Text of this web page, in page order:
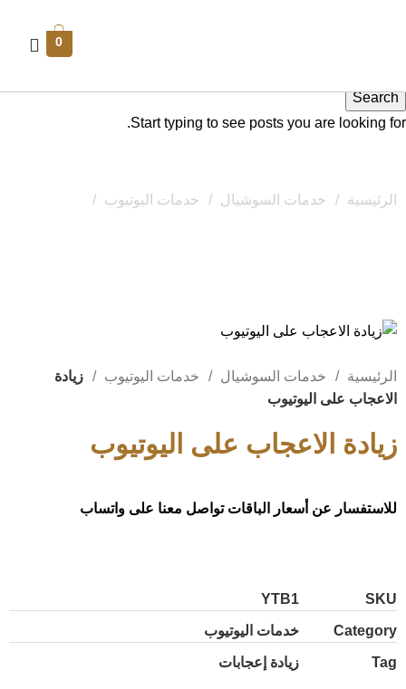
0
الرئيسية خدمات السوشيال خدمات اليوتيوب
الرئيسية خدمات السوشيال خدمات اليوتيوب
زيادة
الاعجاب على اليوتيوب
زيادة الاعجاب على اليوتيوب
للاستفسار عن أسعار الباقات تواصل معنا على واتساب
SKU
YTB1
Category خدمات اليوتيوب
Tag زيادة إعجابات
Search
Start typing to see posts you are looking for.